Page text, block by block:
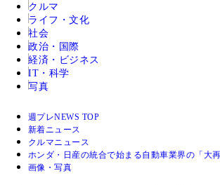
クルマ
ライフ・文化
社会
政治・国際
経済・ビジネス
IT・科学
写真
週プレNEWS TOP
新着ニュース
クルマニュース
ホンダ・日産の統合で始まる自動車業界の「大
画像・写真